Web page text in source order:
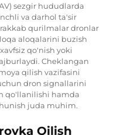
sezgir hududlarda
va darhol ta'sir
qurilmalar dronlar
aloqalarini buzish
qo'nish yoki
Cheklangan
qilish vazifasini
dron signallarini
qo'llanilishi hamda
juda muhim.
Qilish